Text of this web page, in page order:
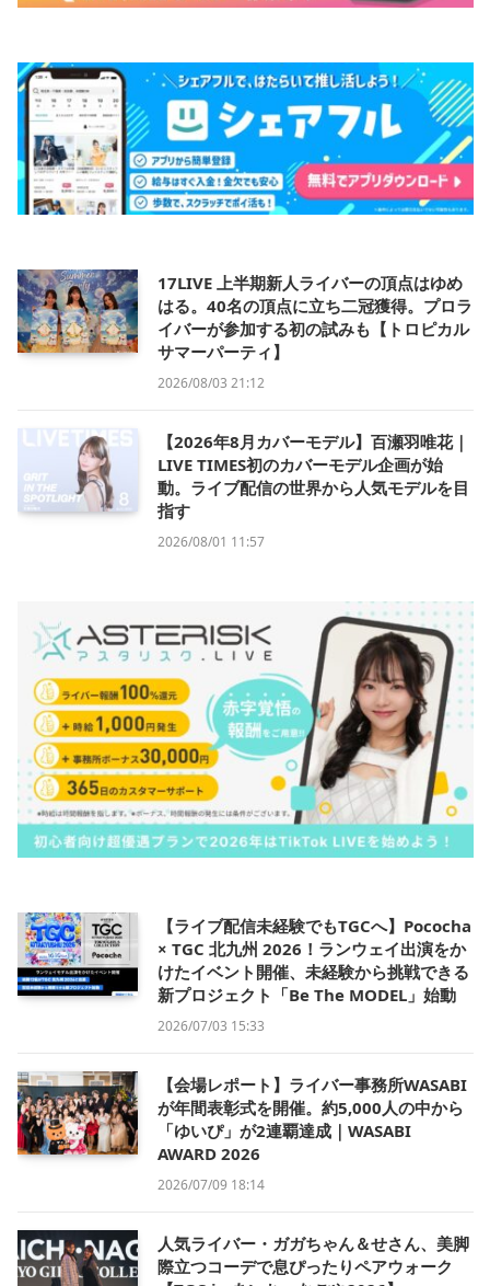
17LIVE 上半期新人ライバーの頂点はゆめ
はる。40名の頂点に立ち二冠獲得。プロラ
イバーが参加する初の試みも【トロピカル
サマーパーティ】
2026/08/03 21:12
【2026年8月カバーモデル】百瀬羽唯花｜
LIVE TIMES初のカバーモデル企画が始
動。ライブ配信の世界から人気モデルを目
指す
2026/08/01 11:57
【ライブ配信未経験でもTGCへ】Pococha
× TGC 北九州 2026！ランウェイ出演をか
けたイベント開催、未経験から挑戦できる
新プロジェクト「Be The MODEL」始動
2026/07/03 15:33
【会場レポート】ライバー事務所WASABI
が年間表彰式を開催。約5,000人の中から
「ゆいぴ」が2連覇達成｜WASABI
AWARD 2026
2026/07/09 18:14
人気ライバー・ガガちゃん＆せさん、美脚
際立つコーデで息ぴったりペアウォーク